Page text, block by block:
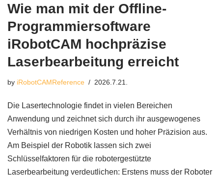
Wie man mit der Offline-
Programmiersoftware
iRobotCAM hochpräzise
Laserbearbeitung erreicht
by iRobotCAMReference 2026.7.21.
Die Lasertechnologie findet in vielen Bereichen
Anwendung und zeichnet sich durch ihr ausgewogenes
Verhältnis von niedrigen Kosten und hoher Präzision aus.
Am Beispiel der Robotik lassen sich zwei
Schlüsselfaktoren für die robotergestützte
Laserbearbeitung verdeutlichen: Erstens muss der Roboter